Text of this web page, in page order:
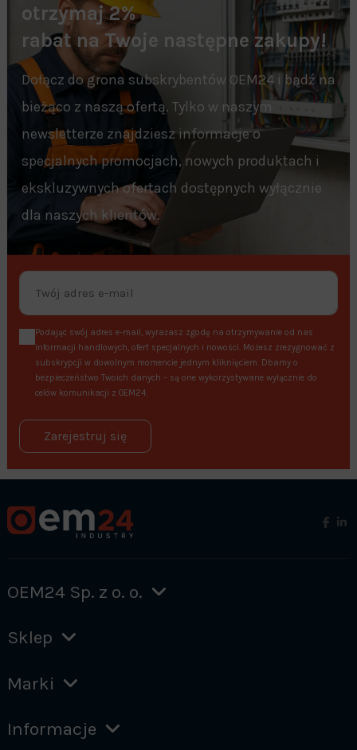
otrzymaj 2%
rabat na Twoje następne zakupy!
Dołącz do grona subskrybentów OEM24 i bądź na
bieżąco z naszą ofertą. Tylko w naszym
newsletterze znajdziesz informacje o
specjalnych promocjach, nowych produktach i
ekskluzywnych ofertach dostępnych wyłącznie
dla naszych klientów.
Podając swój adres e-mail, wyrażasz zgodę na otrzymywanie od nas
informacji handlowych, ofert specjalnych i nowości. Możesz zrezygnować z
subskrypcji w dowolnym momencie jednym kliknięciem. Dbamy o
bezpieczeństwo Twoich danych – są one wykorzystywane wyłącznie do
celów komunikacji z OEM24.
Zarejestruj się
OEM24 Sp. z o. o.
Sklep
Marki
Informacje